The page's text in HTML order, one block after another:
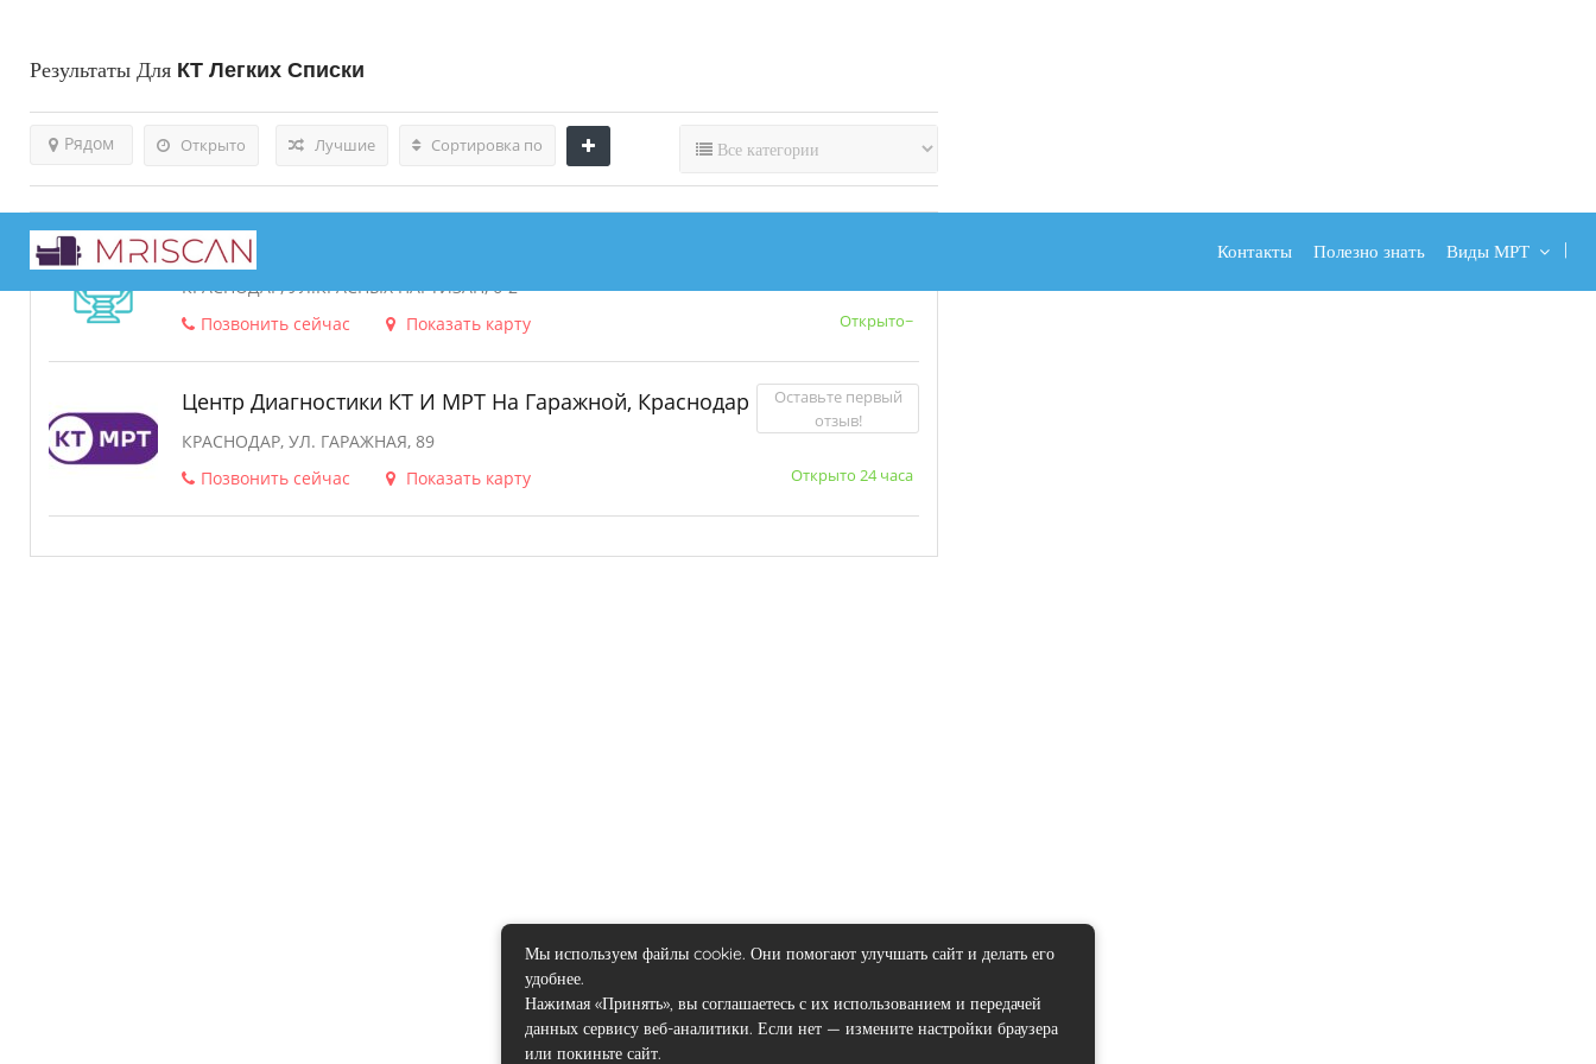
Контакты Полезно знать Виды МРТ
Результаты Для КТ Легких Списки
Открыто
Рядом Лучшие Сортировка по
Диагностический Центр СКАЛ, Краевая Больница №2, Краснодар
КРАСНОДАР, УЛ.КРАСНЫХ ПАРТИЗАН, 6-2
Позвонить сейчас
Показать карту Открыто~
Центр Диагностики КТ И МРТ На Гаражной, Краснодар
КРАСНОДАР, УЛ. ГАРАЖНАЯ, 89
Позвонить сейчас
Показать карту Открыто 24 часа
Оставьте первый
отзыв!
Мы используем файлы cookie. Они помогают улучшать сайт и делать его
удобнее.
Нажимая «Принять», вы соглашаетесь с их использованием и передачей
данных сервису веб-аналитики. Если нет — измените настройки браузера
или покиньте сайт.